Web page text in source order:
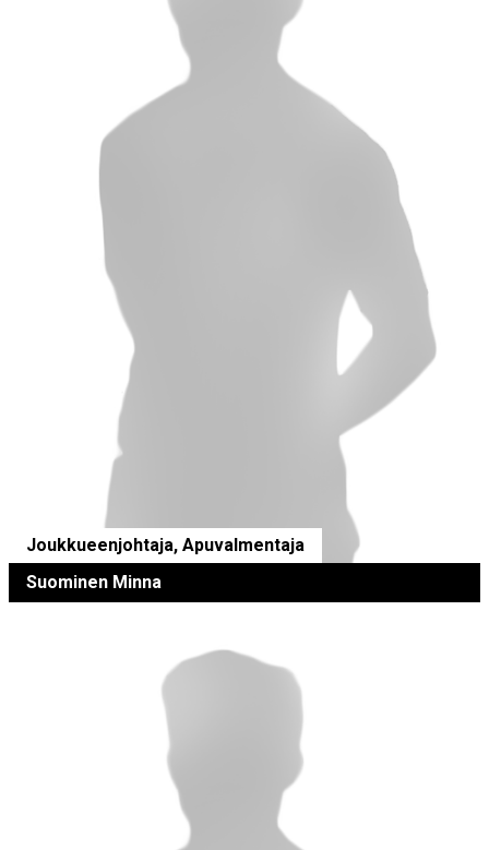
Joukkueenjohtaja, Apuvalmentaja
Suominen Minna